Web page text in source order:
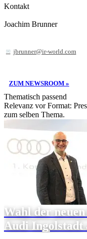
Kontakt
Joachim Brunner
jbrunner@ir-world.com
ZUM NEWSROOM »
Thematisch passend
Relevanz vor Format:
zum selben Thema.
Wahl der
Audi Ingolstadt